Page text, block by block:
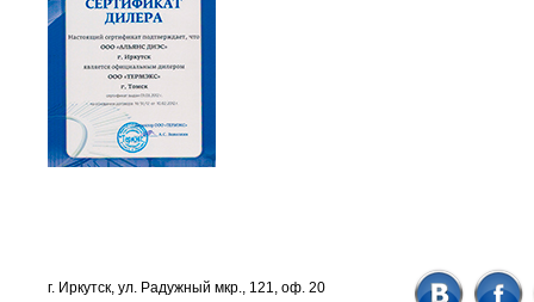
г. Иркутск, ул. Радужный мкр., 121, оф. 20